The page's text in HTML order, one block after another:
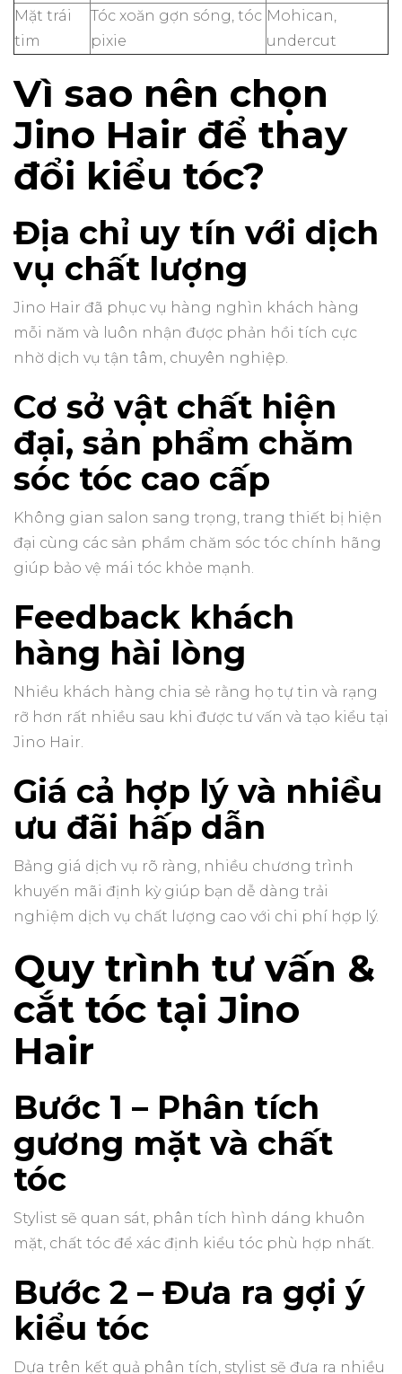
Mặt trái
tim
Tóc xoăn gợn sóng, tóc
pixie
Mohican,
undercut
Vì sao nên chọn
Jino Hair để thay
đổi kiểu tóc?
Địa chỉ uy tín với dịch
vụ chất lượng
Jino Hair đã phục vụ hàng nghìn khách hàng
mỗi năm và luôn nhận được phản hồi tích cực
nhờ dịch vụ tận tâm, chuyên nghiệp.
Cơ sở vật chất hiện
đại, sản phẩm chăm
sóc tóc cao cấp
Không gian salon sang trọng, trang thiết bị hiện
đại cùng các sản phẩm chăm sóc tóc chính hãng
giúp bảo vệ mái tóc khỏe mạnh.
Feedback khách
hàng hài lòng
Nhiều khách hàng chia sẻ rằng họ tự tin và rạng
rỡ hơn rất nhiều sau khi được tư vấn và tạo kiểu tại
Jino Hair.
Giá cả hợp lý và nhiều
ưu đãi hấp dẫn
Bảng giá dịch vụ rõ ràng, nhiều chương trình
khuyến mãi định kỳ giúp bạn dễ dàng trải
nghiệm dịch vụ chất lượng cao với chi phí hợp lý.
Quy trình tư vấn &
cắt tóc tại Jino
Hair
Bước 1 – Phân tích
gương mặt và chất
tóc
Stylist sẽ quan sát, phân tích hình dáng khuôn
mặt, chất tóc để xác định kiểu tóc phù hợp nhất.
Bước 2 – Đưa ra gợi ý
kiểu tóc
Dựa trên kết quả phân tích, stylist sẽ đưa ra nhiều